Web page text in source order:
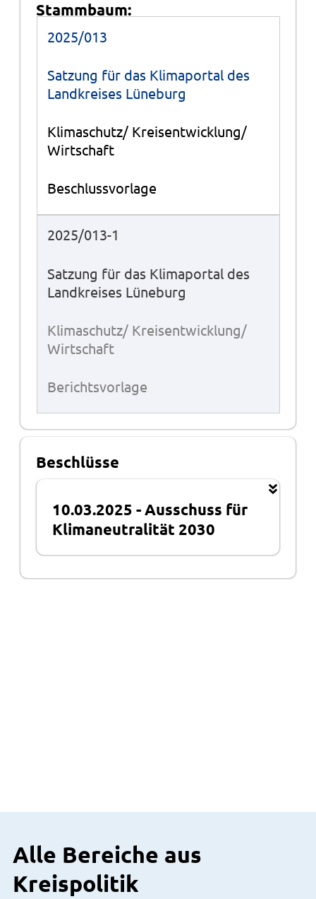
Stammbaum:
2025/013
Satzung für das Klimaportal des
Landkreises Lüneburg
Klimaschutz/ Kreisentwicklung/
Wirtschaft
Beschlussvorlage
2025/013-1
Satzung für das Klimaportal des
Landkreises Lüneburg
Klimaschutz/ Kreisentwicklung/
Wirtschaft
Berichtsvorlage
Beschlüsse
10.03.2025 -Ausschuss für
Klimaneutralität 2030
Alle Bereiche aus
Kreispolitik